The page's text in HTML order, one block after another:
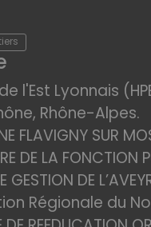
l'Est Lyonnais
Rhône-Alpes.
FLAVIGNY SUR
DE LA FONCTION
GESTION DE
Régionale du